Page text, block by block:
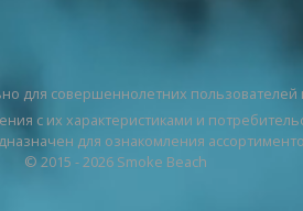
для совершеннолетних
с их характеристиками и
для ознакомления
© 2015 - 2026 Smoke Beach